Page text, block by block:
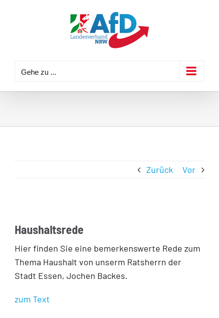
Gehe zu ...
Zurück Vor
Haushaltsrede
Hier finden Sie eine bemerkenswerte Rede zum
Thema Haushalt von unserm Ratsherrn der
Stadt Essen, Jochen Backes.
zum Text